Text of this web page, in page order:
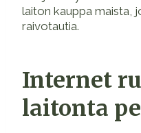
laiton kauppa maista,
raivotautia.
Internet
laitonta